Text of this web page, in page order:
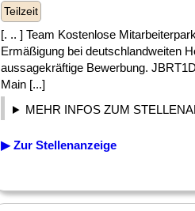
Teilzeit
[. .. ] Team Kostenlose
Ermäßigung bei deutschlandweiten
aussagekräftige Bewerbung.
Main [...]
MEHR INFOS ZUM
▶ Zur Stellenanzeige